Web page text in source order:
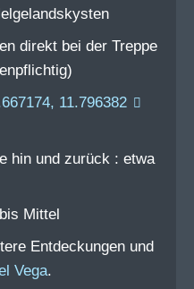
direkt bei der Treppe
11.796382
hin und zurück : etwa
Mittel
Entdeckungen und
Vega.